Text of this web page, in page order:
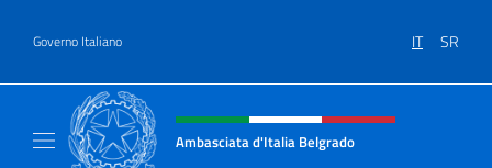
Governo Italiano IT SR
Intestazione sito, social e menù
Ambasciata d'Italia Belgrado